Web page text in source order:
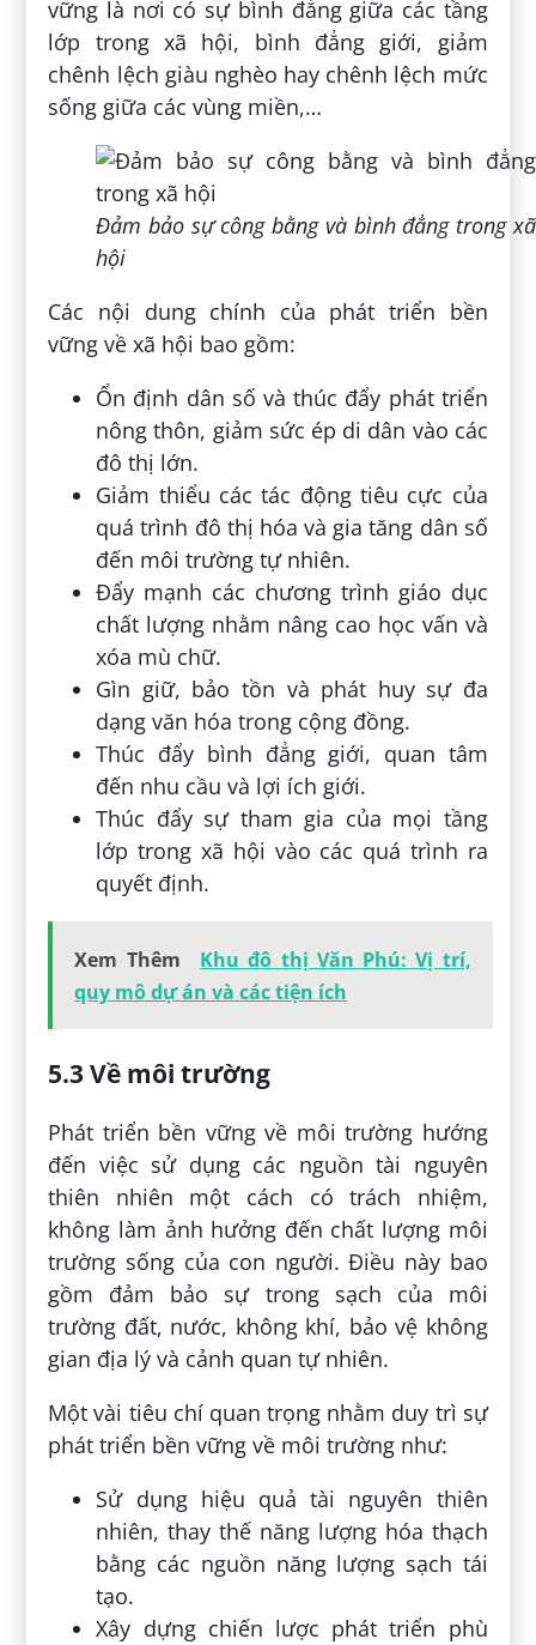
vững là nơi có sự bình đẳng giữa các tầng
lớp trong xã hội, bình đẳng giới, giảm
chênh lệch giàu nghèo hay chênh lệch mức
sống giữa các vùng miền,…
Đảm bảo sự công bằng và bình đẳng trong xã
hội
Các nội dung chính của phát triển bền
vững về xã hội bao gồm:
Ổn định dân số và thúc đẩy phát triển
nông thôn, giảm sức ép di dân vào các
đô thị lớn.
Giảm thiểu các tác động tiêu cực của
quá trình đô thị hóa và gia tăng dân số
đến môi trường tự nhiên.
Đẩy mạnh các chương trình giáo dục
chất lượng nhằm nâng cao học vấn và
xóa mù chữ.
Gìn giữ, bảo tồn và phát huy sự đa
dạng văn hóa trong cộng đồng.
Thúc đẩy bình đẳng giới, quan tâm
đến nhu cầu và lợi ích giới.
Thúc đẩy sự tham gia của mọi tầng
lớp trong xã hội vào các quá trình ra
quyết định.
Xem Thêm
Khu đô thị Văn Phú: Vị trí,
quy mô dự án và các tiện ích
5.3 Về môi trường
Phát triển bền vững về môi trường hướng
đến việc sử dụng các nguồn tài nguyên
thiên nhiên một cách có trách nhiệm,
không làm ảnh hưởng đến chất lượng môi
trường sống của con người. Điều này bao
gồm đảm bảo sự trong sạch của môi
trường đất, nước, không khí, bảo vệ không
gian địa lý và cảnh quan tự nhiên.
Một vài tiêu chí quan trọng nhằm duy trì sự
phát triển bền vững về môi trường như:
Sử dụng hiệu quả tài nguyên thiên
nhiên, thay thế năng lượng hóa thạch
bằng các nguồn năng lượng sạch tái
tạo.
Xây dựng chiến lược phát triển phù